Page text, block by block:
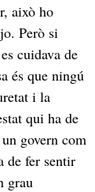
això ho
Però si
cuidava de
és que ningú
i la
qui ha de
govern com
de fer sentir
grau